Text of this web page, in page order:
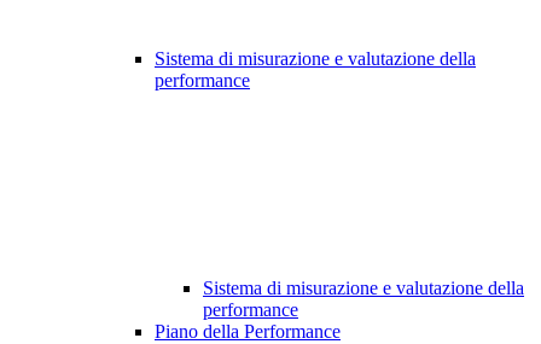
Sistema di misurazione e valutazione della
performance
Sistema di misurazione e valutazione della
performance
Piano della Performance